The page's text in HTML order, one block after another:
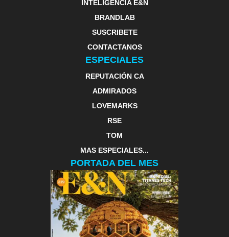
INTELIGENCIA E&N
BRANDLAB
SUSCRIBETE
CONTACTANOS
ESPECIALES
REPUTACIÓN CA
ADMIRADOS
LOVEMARKS
RSE
TOM
MAS ESPECIALES...
PORTADA DEL MES